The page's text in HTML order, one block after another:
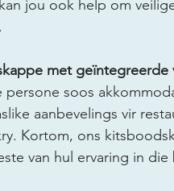
jou ook help om
met geïntegreerde
soos
aanbevelings vir
Kortom, ons
van hul ervaring in die